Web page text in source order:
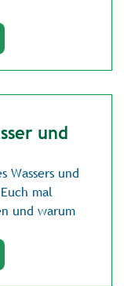
und
Wassers und
mal
und warum